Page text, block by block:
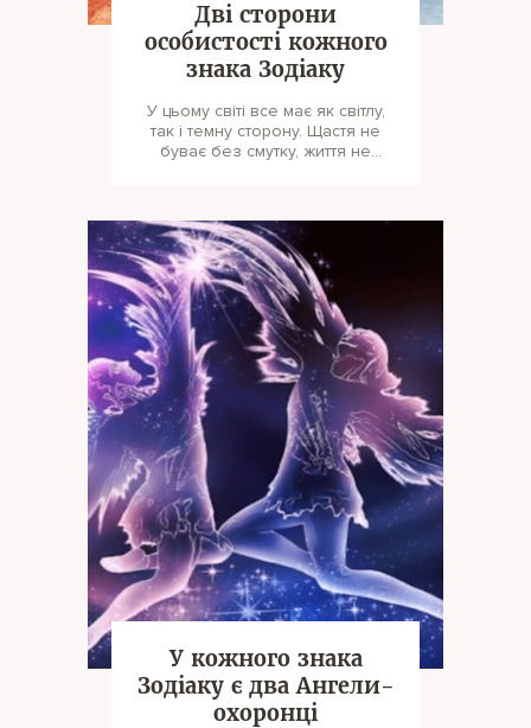
Дві сторони
особистості кожного
знака Зодіаку
У цьому світі все має як світлу,
так і темну сторону. Щастя не
буває без смутку, життя не
У кожного знака
Зодіаку є два Ангели-
охоронці